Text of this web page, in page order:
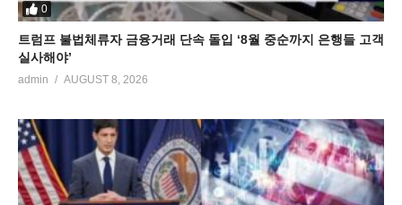
0
트럼프 불법체류자 금융거래 단속 돌입 ‘8월 중순까지 은행들 고객
실사해야’
admin AUGUST 8, 2026